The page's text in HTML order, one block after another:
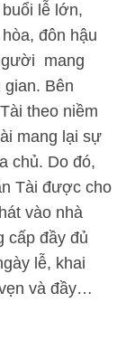
lễ lớn,
đôn hậu
mang
gian. Bên
theo niềm
mang lại sự
chủ. Do đó,
Tài được cho
vào nhà
cấp đầy đủ
lễ, khai
và đầy…